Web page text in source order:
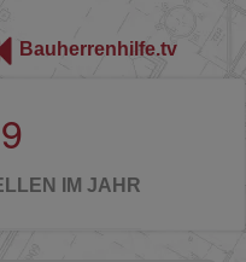
Bauherrenhilfe.tv
9
IM JAHR